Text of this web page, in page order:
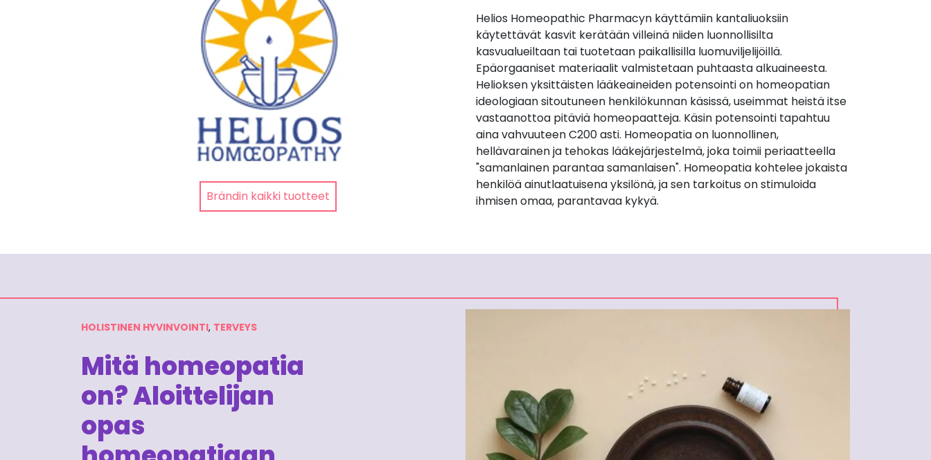
Brändin kaikki tuotteet
Helios Homeopathic Pharmacyn käyttämiin kantaliuoksiin
käytettävät kasvit kerätään villeinä niiden luonnollisilta
kasvualueiltaan tai tuotetaan paikallisilla luomuviljelijöillä.
Epäorgaaniset materiaalit valmistetaan puhtaasta alkuaineesta.
Helioksen yksittäisten lääkeaineiden potensointi on homeopatian
ideologiaan sitoutuneen henkilökunnan käsissä, useimmat heistä itse
vastaanottoa pitäviä homeopaatteja. Käsin potensointi tapahtuu
aina vahvuuteen C200 asti. Homeopatia on luonnollinen,
hellävarainen ja tehokas lääkejärjestelmä, joka toimii periaatteella
"samanlainen parantaa samanlaisen". Homeopatia kohtelee jokaista
henkilöä ainutlaatuisena yksilönä, ja sen tarkoitus on stimuloida
ihmisen omaa, parantavaa kykyä.
HOLISTINEN HYVINVOINTI, TERVEYS
Mitä homeopatia
on? Aloittelijan
opas